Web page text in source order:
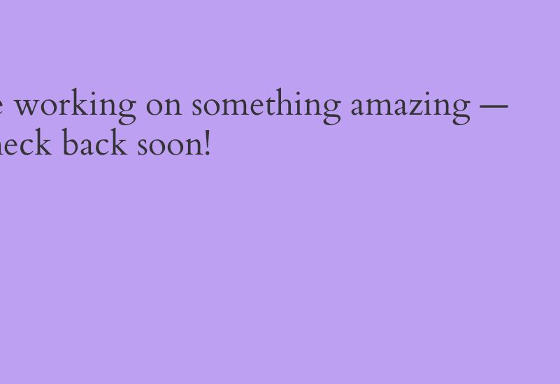
working on something amazing —
back soon!